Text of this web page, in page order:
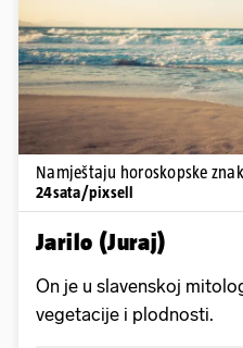
Namještaju horoskopske
24sata/pixsell
Jarilo (Juraj)
On je u slavenskoj
vegetacije i plodnosti.